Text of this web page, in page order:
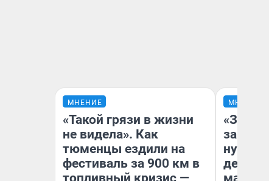
МНЕНИЕ
«Такой грязи в жизни
не видела». Как
тюменцы ездили на
фестиваль за 900 км в
топливный кризис —
МНЕНИЕ
дела с